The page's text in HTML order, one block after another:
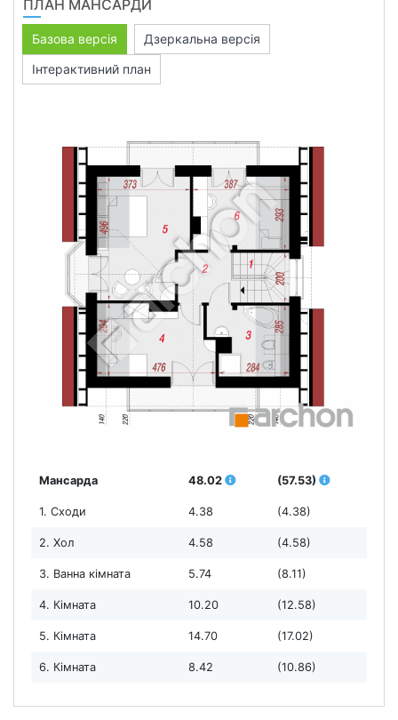
ПЛАН МАНСАРДИ
Базова версія
Дзеркальна версія
Інтерактивний план
Мансарда 48.02 (57.53)
1. Сходи 4.38 (4.38)
2. Хол 4.58 (4.58)
3. Ванна кімната 5.74 (8.11)
4. Кімната 10.20 (12.58)
5. Кімната 14.70 (17.02)
6. Кімната 8.42 (10.86)